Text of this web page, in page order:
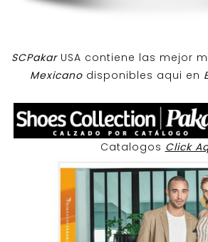
SCPakar USA contiene las mejor
Mexicanodisponibles aqui en
Catalogos Click